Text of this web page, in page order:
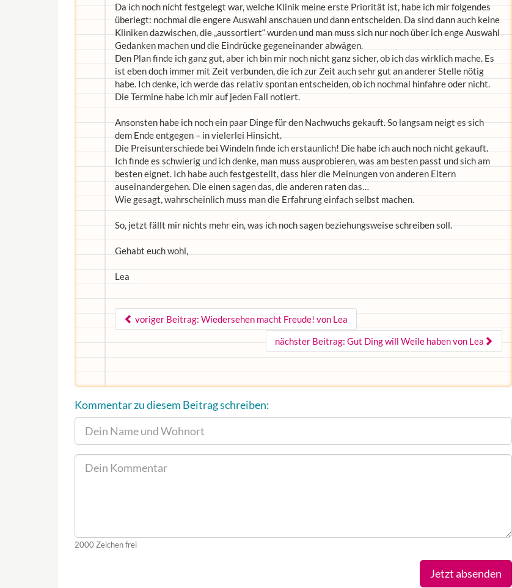
Da ich noch nicht festgelegt war, welche Klinik meine erste Priorität ist, habe ich mir folgendes
überlegt: nochmal die engere Auswahl anschauen und dann entscheiden. Da sind dann auch keine
Kliniken dazwischen, die „aussortiert“ wurden und man muss sich nur noch über ich enge Auswahl
Gedanken machen und die Eindrücke gegeneinander abwägen.
Den Plan finde ich ganz gut, aber ich bin mir noch nicht ganz sicher, ob ich das wirklich mache. Es
ist eben doch immer mit Zeit verbunden, die ich zur Zeit auch sehr gut an anderer Stelle nötig
habe. Ich denke, ich werde das relativ spontan entscheiden, ob ich nochmal hinfahre oder nicht.
Die Termine habe ich mir auf jeden Fall notiert.
Ansonsten habe ich noch ein paar Dinge für den Nachwuchs gekauft. So langsam neigt es sich
dem Ende entgegen – in vielerlei Hinsicht.
Die Preisunterschiede bei Windeln finde ich erstaunlich! Die habe ich auch noch nicht gekauft.
Ich finde es schwierig und ich denke, man muss ausprobieren, was am besten passt und sich am
besten eignet. Ich habe auch festgestellt, dass hier die Meinungen von anderen Eltern
auseinandergehen. Die einen sagen das, die anderen raten das…
Wie gesagt, wahrscheinlich muss man die Erfahrung einfach selbst machen.
So, jetzt fällt mir nichts mehr ein, was ich noch sagen beziehungsweise schreiben soll.
Gehabt euch wohl,
Lea
voriger Beitrag: Wiedersehen macht Freude! von Lea
nächster Beitrag: Gut Ding will Weile haben von Lea
Kommentar zu diesem Beitrag schreiben:
2000 Zeichen frei
Jetzt absenden